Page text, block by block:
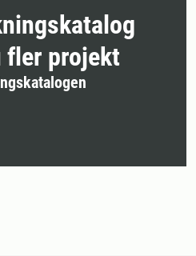
fler projekt